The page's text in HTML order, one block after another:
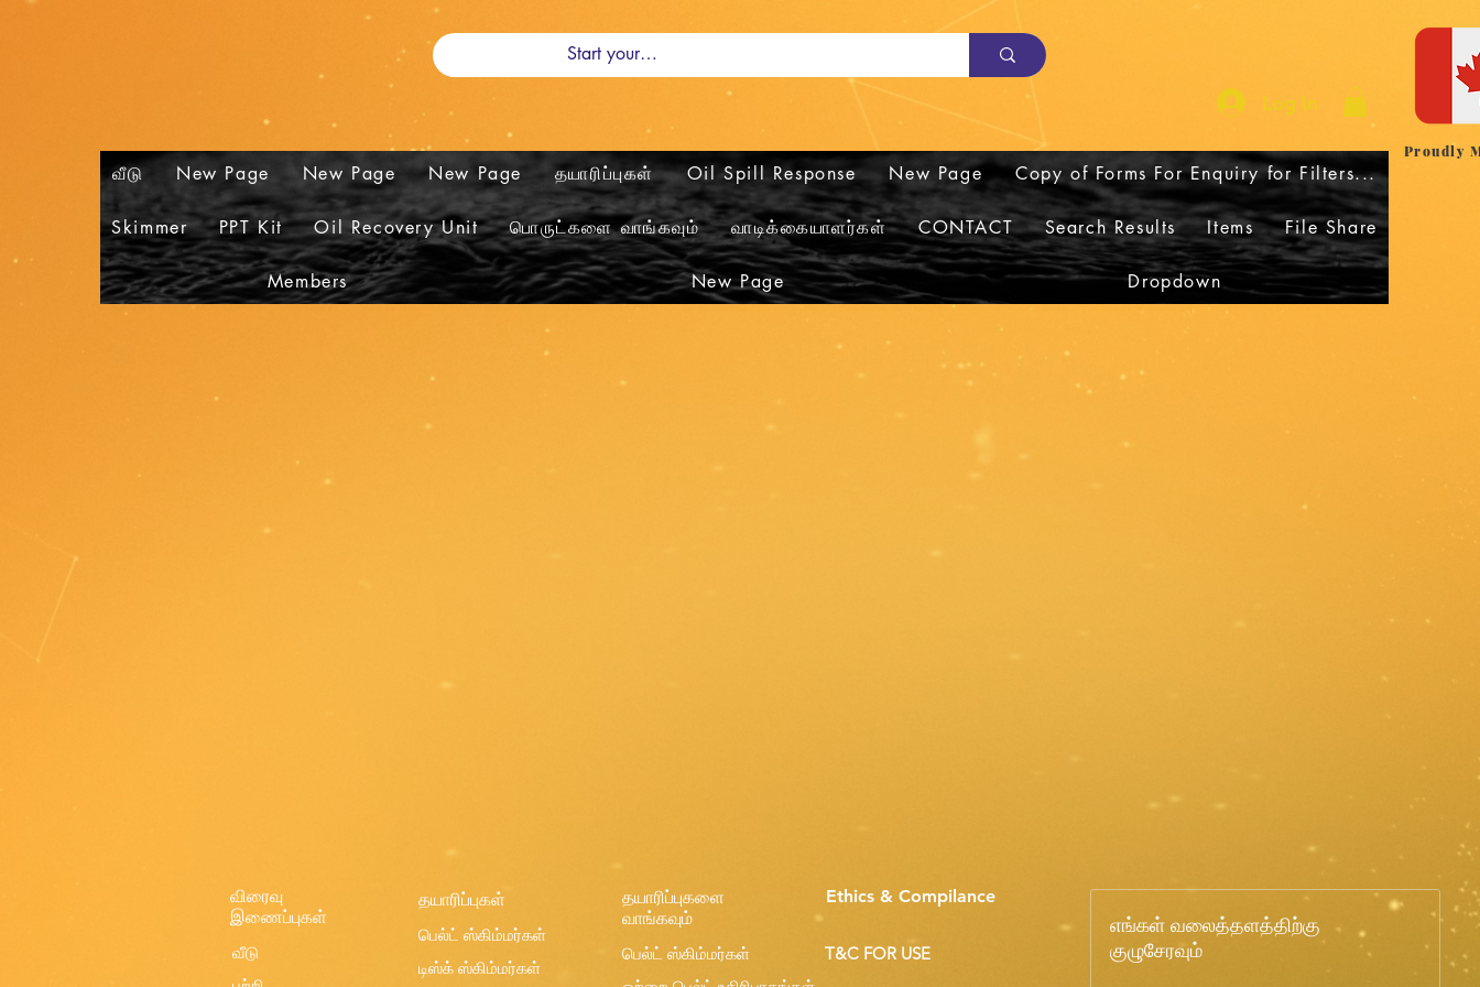
Log In
வீடு New Page New Page New Page தயாரிப்புகள் Oil Spill Response New Page Copy of Forms For Enquiry for Filters...
Skimmer PPT Kit Oil Recovery Unit பொருட்களை வாங்கவும் வாடிக்கையாளர்கள் CONTACT Search Results Items File Share
Members New Page Dropdown
Proudly
விரைவு
இணைப்புகள்
வீடு
தயாரிப்புகள்
பெல்ட் ஸ்கிம்மர்கள்
டிஸ்க் ஸ்கிம்மர்கள்
தயாரிப்புகளை
வாங்கவும்
பெல்ட் ஸ்கிம்மர்கள்
Ethics & Compilance
T&C FOR USE
எங்கள் வலைத்தளத்திற்கு
குழுசேரவும்